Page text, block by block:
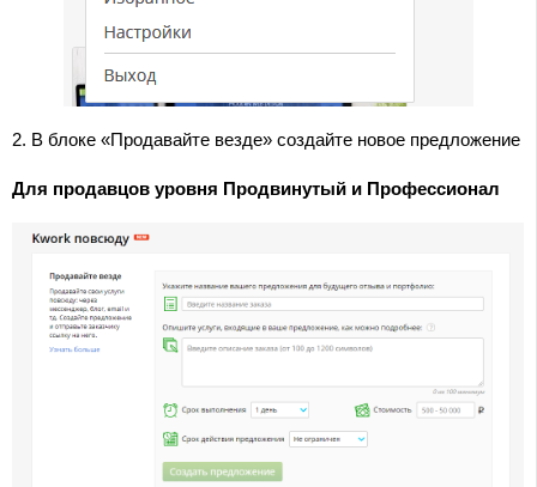
2. В блоке «Продавайте везде» создайте новое предложение
Для продавцов уровня Продвинутый и Профессионал